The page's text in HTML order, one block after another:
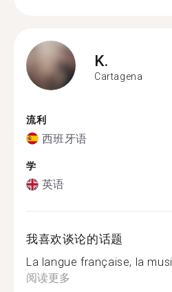
K.
Cartagena
流利
西班牙语
学
英语
我喜欢谈论的话题
La langue française, la
阅读更多